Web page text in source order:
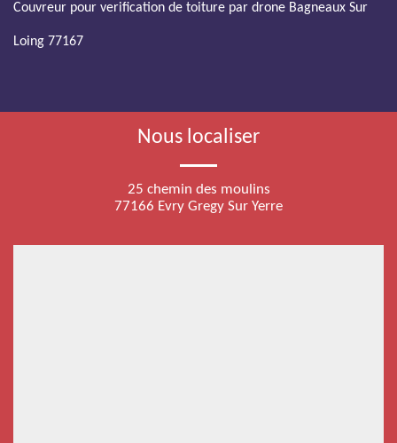
Couvreur pour verification de toiture par drone Bagneaux Sur
Loing 77167
Nous localiser
25 chemin des moulins
77166 Evry Gregy Sur Yerre